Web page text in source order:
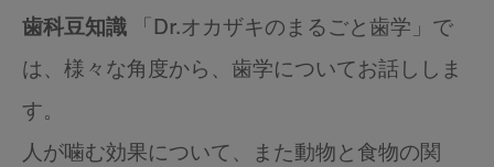
歯科豆知識 「Dr.オカザキのまるごと歯学」で
は、様々な角度から、歯学についてお話ししま
す。
人が噛む効果について、また動物と食物の関